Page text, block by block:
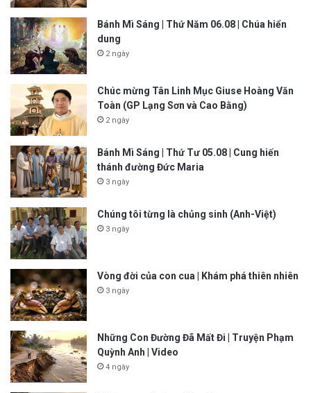
Bánh Mì Sáng | Thứ Năm 06.08 | Chúa hiển
dung
2 ngày
Chúc mừng Tân Linh Mục Giuse Hoàng Văn
Toàn (GP Lạng Sơn và Cao Bằng)
2 ngày
Bánh Mì Sáng | Thứ Tư 05.08 | Cung hiến
thánh đường Đức Maria
3 ngày
Chúng tôi từng là chủng sinh (Anh-Việt)
3 ngày
Vòng đời của con cua | Khám phá thiên nhiên
3 ngày
Những Con Đường Đã Mất Đi | Truyện Phạm
Quỳnh Anh | Video
4 ngày